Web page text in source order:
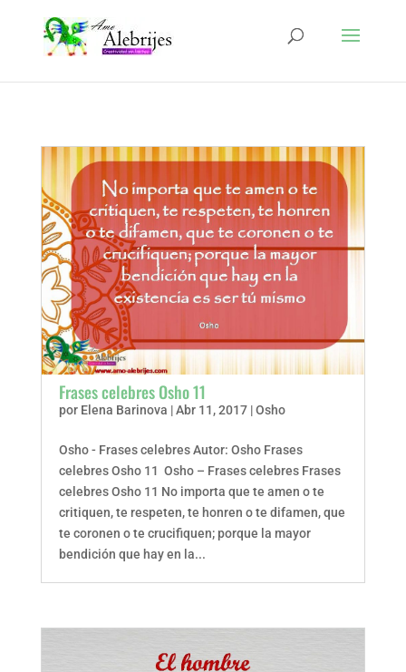
Frases celebres Osho 11
por Elena Barinova |Abr 11, 2017|Osho
Osho - Frases celebres Autor: Osho Frases
celebres Osho 11 Osho – Frases celebres Frases
celebres Osho 11 No importa que te amen o te
critiquen, te respeten, te honren o te difamen, que
te coronen o te crucifiquen; porque la mayor
bendición que hay en la...